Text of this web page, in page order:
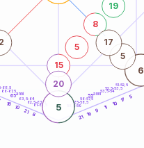
51-52,5
52,5-53,5
53,5-54
56-57,5
57,5-58,5
58,5-59
61-62,5
62,5-63,5
63,5-64
66-67,5
68,5
5
17
10
11
9
16
21
8
21
10
16 5
6
15
5
8
19
20
5
17
55anni
65anni